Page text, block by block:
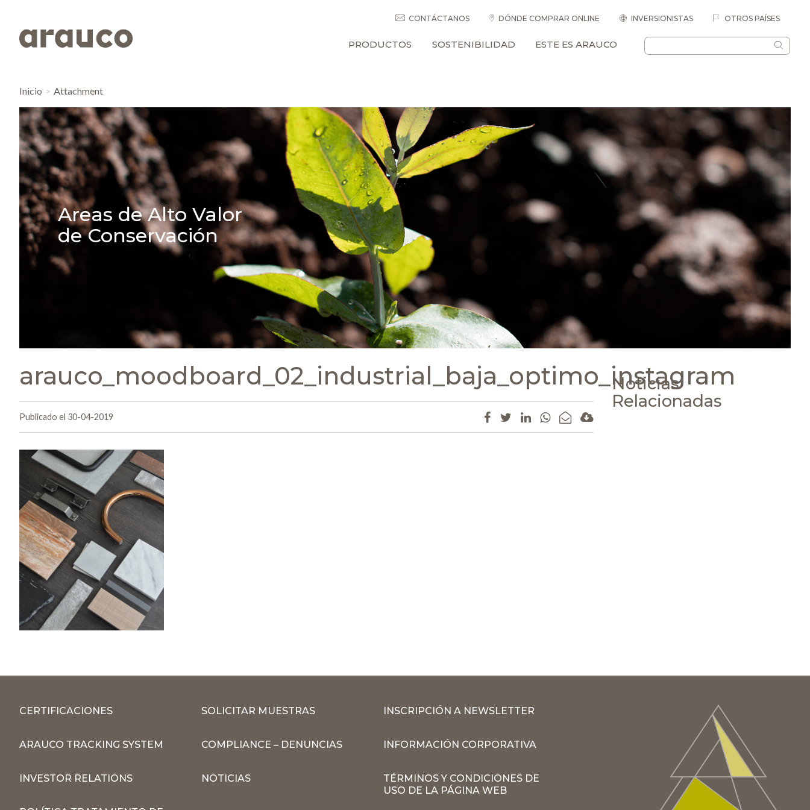
CONTÁCTANOS DÓNDE COMPRAR ONLINE INVERSIONISTAS OTROS PAÍSES
PRODUCTOS SOSTENIBILIDAD ESTE ES ARAUCO
Inicio Attachment
Areas de Alto Valor
de Conservación
arauco_moodboard_02_industrial_baja_optimo_instagram
Publicado el 30-04-2019
Noticias
Relacionadas
CERTIFICACIONES SOLICITAR MUESTRAS INSCRIPCIÓN A NEWSLETTER
ARAUCO TRACKING SYSTEM COMPLIANCE – DENUNCIAS INFORMACIÓN CORPORATIVA
INVESTOR RELATIONS NOTICIAS
TÉRMINOS Y CONDICIONES DE
USO DE LA PÁGINA WEB